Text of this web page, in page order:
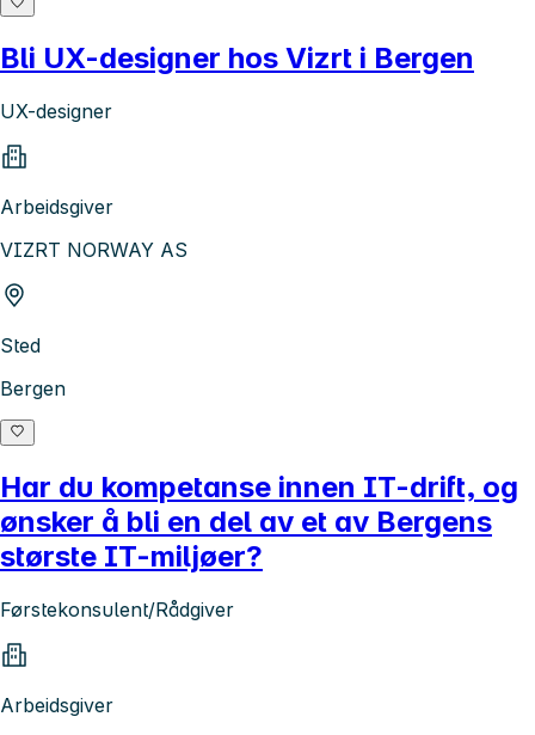
Bli UX-designer hos Vizrt i Bergen
UX-designer
Arbeidsgiver
VIZRT NORWAY AS
Sted
Bergen
Har du kompetanse innen IT-drift, og
ønsker å bli en del av et av Bergens
største IT-miljøer?
Førstekonsulent/Rådgiver
Arbeidsgiver